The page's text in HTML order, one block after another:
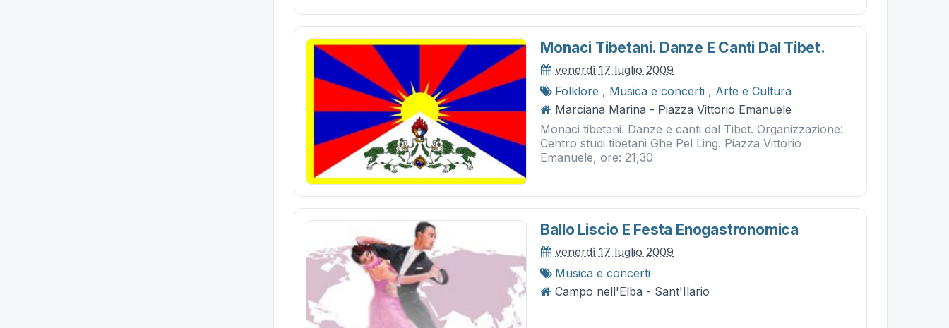
Monaci Tibetani. Danze E Canti Dal Tibet.
venerdì 17 luglio 2009
Folklore , Musica e concerti , Arte e Cultura
Marciana Marina - Piazza Vittorio Emanuele
Monaci tibetani. Danze e canti dal Tibet. Organizzazione:
Centro studi tibetani Ghe Pel Ling. Piazza Vittorio
Emanuele, ore: 21,30
Ballo Liscio E Festa Enogastronomica
venerdì 17 luglio 2009
Musica e concerti
Campo nell'Elba - Sant'Ilario